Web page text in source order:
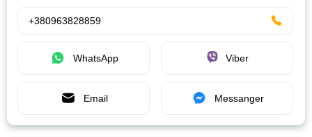
+380963828859
WhatsApp Viber
Email Messanger